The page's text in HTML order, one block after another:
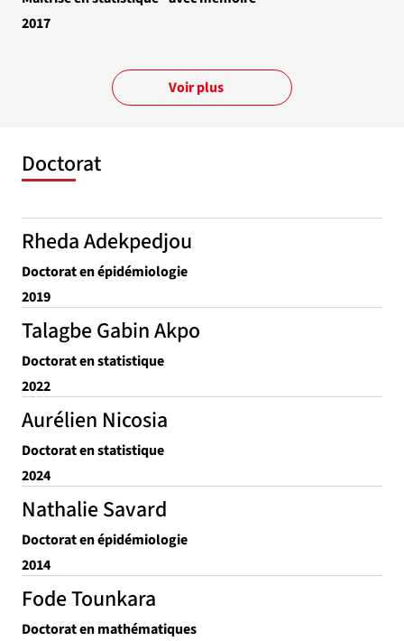
2017
Voir plus
Doctorat
Rheda Adekpedjou
Doctorat en épidémiologie
2019
Talagbe Gabin Akpo
Doctorat en statistique
2022
Aurélien Nicosia
Doctorat en statistique
2024
Nathalie Savard
Doctorat en épidémiologie
2014
Fode Tounkara
Doctorat en mathématiques